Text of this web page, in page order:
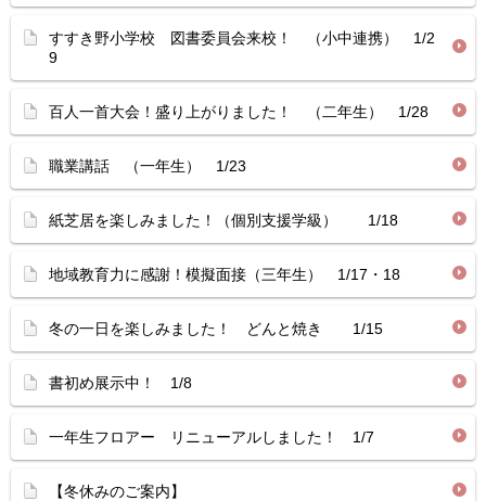
すすき野小学校 図書委員会来校！ （小中連携） 1/2
9
百人一首大会！盛り上がりました！ （二年生） 1/28
職業講話 （一年生） 1/23
紙芝居を楽しみました！（個別支援学級） 1/18
地域教育力に感謝！模擬面接（三年生） 1/17・18
冬の一日を楽しみました！ どんと焼き 1/15
書初め展示中！ 1/8
一年生フロアー リニューアルしました！ 1/7
【冬休みのご案内】